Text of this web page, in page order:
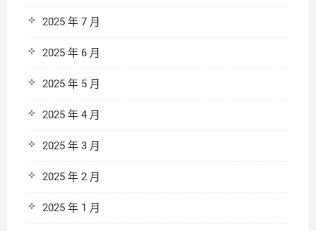
2025 年 7 月
2025 年 6 月
2025 年 5 月
2025 年 4 月
2025 年 3 月
2025 年 2 月
2025 年 1 月